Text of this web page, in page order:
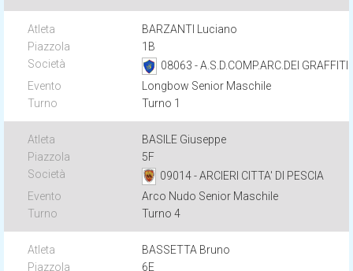
BARZANTI Luciano
1B
08063 - A.S.D.COMP.ARC.DEI GRAFFITI
Longbow Senior Maschile
Turno 1
BASILE Giuseppe
5F
09014 - ARCIERI CITTA' DI PESCIA
Arco Nudo Senior Maschile
Turno 4
BASSETTA Bruno
6E